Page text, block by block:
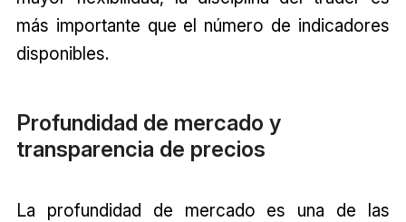
más importante que el número de indicadores
disponibles.
Profundidad de mercado y
transparencia de precios
La profundidad de mercado es una de las